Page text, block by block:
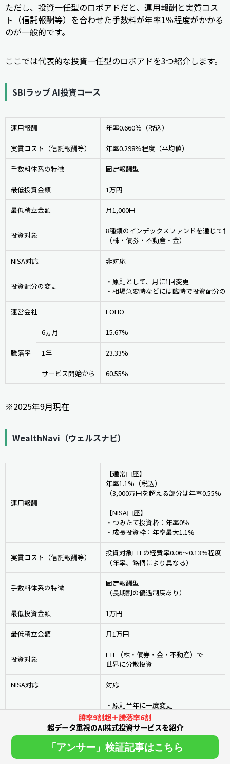
ただし、投資一任型のロボアドだと、運用報酬と実質コス
ト（信託報酬等）を合わせた手数料が年率1％程度がかかる
のが一般的です。
ここでは代表的な投資一任型のロボアドを3つ紹介します。
SBIラップ AI投資コース
運用報酬 年率0.660％（税込）
実質コスト（信託報酬等） 年率0.298%程度（平均値）
手数料体系の特徴 固定報酬型
最低投資金額 1万円
最低積立金額 月1,000円
投資対象
8種類のインデックスファンドを通じて
（株・債券・不動産・金）
NISA対応 非対応
投資配分の変更
・原則として、月に1回変更
・相場急変時などには臨時で投資配分の
運営会社 FOLIO
騰落率
6ヵ月 15.67%
1年 23.33%
サービス開始から 60.55%
※2025年9月現在
WealthNavi（ウェルスナビ）
運用報酬
【通常口座】
年率1.1%（税込）
（3,000万円を超える部分は年率0.55%
【NISA口座】
・つみたて投資枠：年率0％
・成長投資枠：年率最大1.1%
実質コスト（信託報酬等）
投資対象ETFの経費率0.06～0.13%程度
（年率、銘柄により異なる）
手数料体系の特徴
固定報酬型
（長期割の優遇制度あり）
最低投資金額 1万円
最低積立金額 月1万円
投資対象
ETF（株・債券・金・不動産）で
世界に分散投資
NISA対応 対応
・原則半年に一度変更
・変更相場急変時などには
臨時で投資配分の変更を行う
ウェルスナビ
勝率9割超＋騰落率6割
超データ重視のAI株式投資サービスを紹介
「アンサー」検証記事はこちら